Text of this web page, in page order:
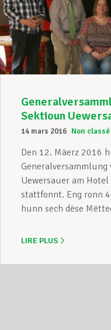
Sektioun
14 mars 2016 Non classé
Den 12. Mäerz 2016
Uewersauer am
stattfonnt. Eng ronn
hunn sech dëse
LIRE PLUS